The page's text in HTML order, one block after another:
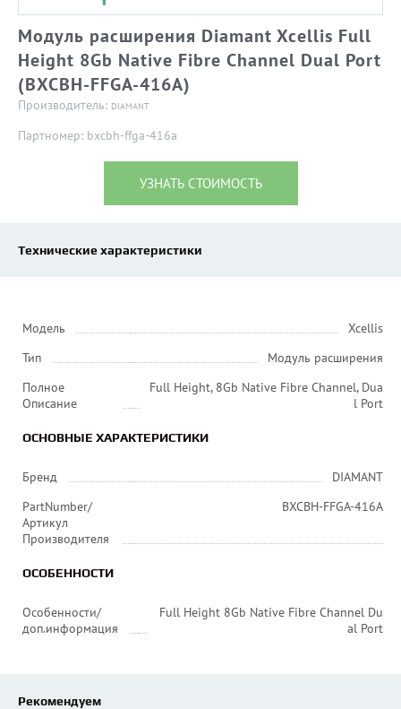
Модуль расширения Diamant Xcellis Full
Height 8Gb Native Fibre Channel Dual Port
(BXCBH-FFGA-416A)
Производитель: DIAMANT
Партномер: bxcbh-ffga-416a
УЗНАТЬ СТОИМОСТЬ
Технические характеристики
Модель
Xcellis
Тип
Модуль расширения
Полное
Описание
Full Height, 8Gb Native Fibre Channel, Dua
l Port
ОСНОВНЫЕ ХАРАКТЕРИСТИКИ
Бренд
DIAMANT
PartNumber/
Артикул
Производителя
BXCBH-FFGA-416A
ОСОБЕННОСТИ
Особенности/
доп.информация
Full Height 8Gb Native Fibre Channel Du
al Port
Рекомендуем